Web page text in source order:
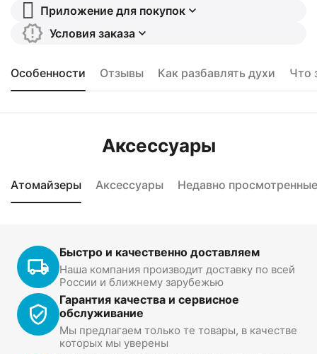
Приложение для покупок
Условия заказа
Особенности Отзывы Как разбавлять духи Что
Аксессуары
Атомайзеры Аксессуары Недавно просмотренные
Быстро и качественно доставляем
Наша компания производит доставку по всей
России и ближнему зарубежью
Гарантия качества и сервисное
обслуживание
Мы предлагаем только те товары, в качестве
которых мы уверены